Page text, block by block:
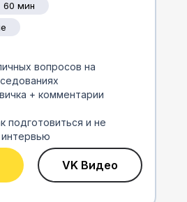
вопросов на
+ комментарии
подготовиться и не
VK Видео
60 мин